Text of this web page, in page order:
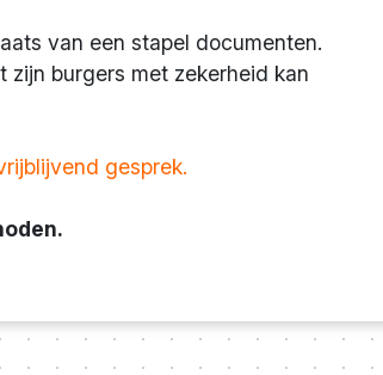
van een stapel documenten.
zijn burgers met zekerheid kan
gesprek.